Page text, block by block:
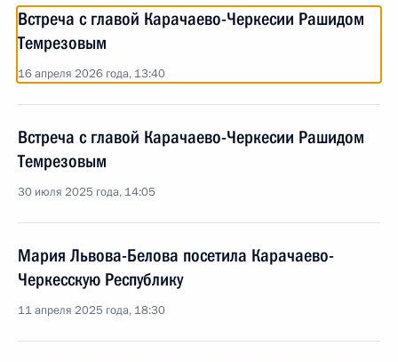
Встреча с главой Карачаево-Черкесии Рашидом
Темрезовым
16 апреля 2026 года, 13:40
Встреча с главой Карачаево-Черкесии Рашидом
Темрезовым
30 июля 2025 года, 14:05
Мария Львова-Белова посетила Карачаево-
Черкесскую Республику
11 апреля 2025 года, 18:30